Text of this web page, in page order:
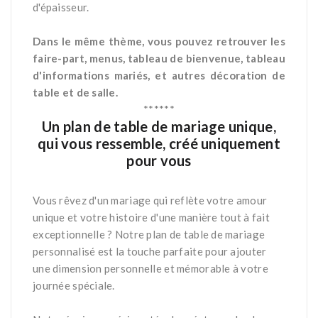
d'épaisseur.
Dans le même thème, vous pouvez retrouver les
faire-part, menus, tableau de bienvenue, tableau
d'informations mariés, et autres décoration de
table et de salle.
******
Un plan de table de mariage unique,
qui vous ressemble, créé uniquement
pour vous
Vous rêvez d'un mariage qui reflète votre amour
unique et votre histoire d'une manière tout à fait
exceptionnelle ? Notre plan de table de mariage
personnalisé est la touche parfaite pour ajouter
une dimension personnelle et mémorable à votre
journée spéciale.*